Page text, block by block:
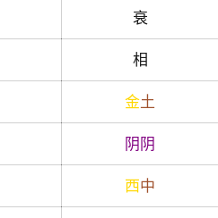
衰
相
金土
阴 阴
西中